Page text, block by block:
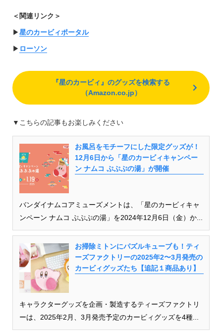
＜関連リンク＞
▶︎星のカービィポータル
▶︎ ローソン
『星のカービィ』のグッズを検索する
（Amazon.co.jp）
▼こちらの記事もお楽しみください
お風呂をモチーフにした限定グッズが！
12月6日から「星のカービィキャンペー
ン ナムコ ぷぷぷの湯」が開催
バンダイナムコアミューズメントは、「星のカービィキャ
ンペーン ナムコ ぷぷぷの湯」を2024年12月6日（金）か...
お掃除ミトンにパズルキューブも！ティ
ーズファクトリーの2025年2〜3月発売の
カービィグッズたち【追記１商品あり】
キャラクターグッズを企画・製造するティーズファクトリ
ーは、2025年2月、3月発売予定のカービィグッズを4種...